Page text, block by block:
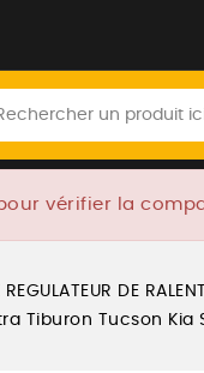
vérifier la
REGULATEUR DE
Tiburon Tucson Kia